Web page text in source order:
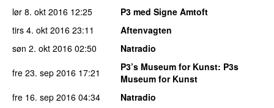
lør 8. okt 2016 12:25
P3 med Signe Amtoft
tirs 4. okt 2016 23:11
Aftenvagten
søn 2. okt 2016 02:50
Natradio
fre 23. sep 2016 17:21 P3’s Museum for Kunst: P3s
Museum for Kunst
fre 16. sep 2016 04:34
Natradio